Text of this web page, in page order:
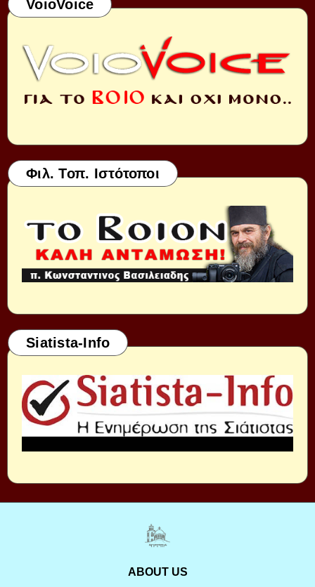
VoioVoice
Φιλ. Τοπ. Ιστότοποι
Siatista-Info
ABOUT US